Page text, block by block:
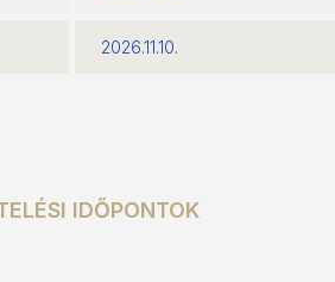
2026.11.10.
IDŐPONTOK